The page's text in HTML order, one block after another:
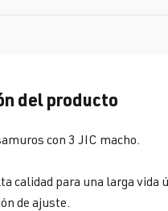
del producto
con 3 JIC macho.
calidad para una larga vida
de ajuste.